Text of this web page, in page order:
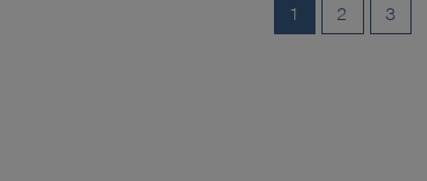
1 2 3